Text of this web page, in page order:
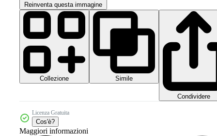
Reinventa questa immagine
Collezione Simile
Condividere
Licenza Gratuita
Cos'è?
Maggiori informazioni